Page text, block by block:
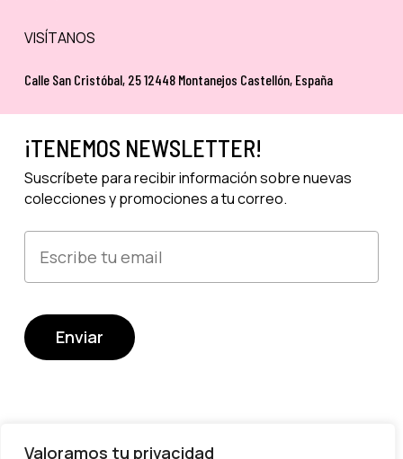
Valoramos tu privacidad
VISÍTANOS
Calle San Cristóbal, 25 12448 Montanejos Castellón, España
¡TENEMOS NEWSLETTER!
Suscríbete para recibir información sobre nuevas
colecciones y promociones a tu correo.